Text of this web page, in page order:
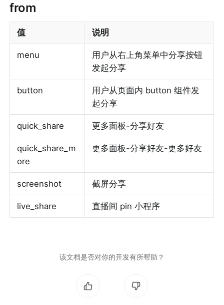
from
值 说明
menu
用户从右上角菜单中分享按钮
发起分享
button
用户从页面内 button 组件发
起分享
quick_share 更多面板-分享好友
quick_share_m
ore
更多面板-分享好友-更多好友
screenshot 截屏分享
live_share 直播间 pin 小程序
该文档是否对你的开发有所帮助？